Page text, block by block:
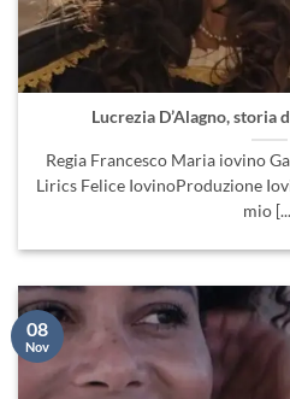
Lucrezia D’Alagno, storia
Regia Francesco Maria iovino
Lirics Felice IovinoProduzione
mio
08
Nov